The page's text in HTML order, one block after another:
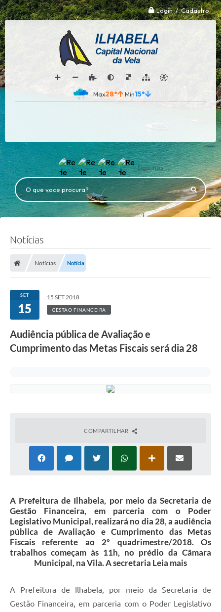
Login / Cadastro
28° 15°
Siga-nos
O que voce procura?
Notícias
Notícias Notícia
SET
15
15 SET 2018
GESTÃO FINANCEIRA
Audiência pública de Avaliação e
Cumprimento das Metas Fiscais será dia 28
COMPARTILHAR
A Prefeitura de Ilhabela, por meio da Secretaria de
Gestão Financeira, em parceria com o Poder
Legislativo Municipal, realizará no dia 28, a audiência
pública de Avaliação e Cumprimento das Metas
Fiscais referente ao 2º quadrimestre/2018. Os
trabalhos começam às 11h, no prédio da Câmara
Municipal, na Vila. A secretaria Leia mais
A Prefeitura de Ilhabela, por meio da Secretaria de
Gestão Financeira, em parceria com o Poder Legislativo